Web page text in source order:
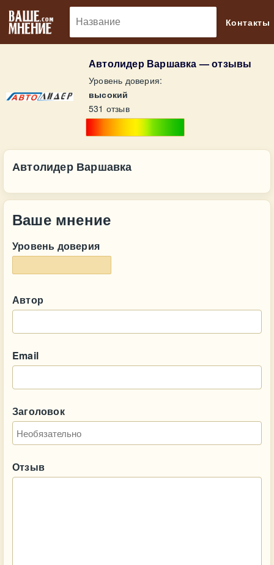
Контакты
Автолидер Варшавка — отзывы
Уровень доверия:
высокий
531 отзыв
Автолидер Варшавка
Ваше мнение
Уровень доверия
Автор
Email
Заголовок
Отзыв